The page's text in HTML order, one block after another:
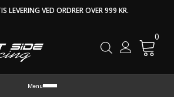
LEVERING VED ORDRER OVER 999 KR.
0
Menu